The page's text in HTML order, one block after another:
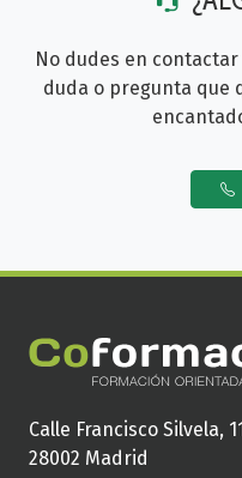
No dudes en
duda o pregunta que
Calle Francisco Silvela,
28002 Madrid